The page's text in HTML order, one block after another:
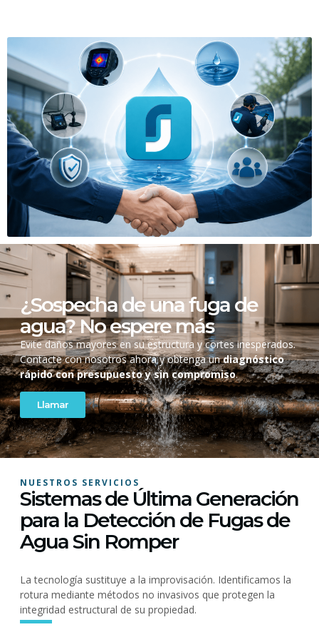
¿Sospecha de una fuga de
agua? No espere más
Evite daños mayores en su estructura y cortes inesperados.
Contacte con nosotros ahora y obtenga undiagnóstico
rápido con presupuesto y sin compromiso.
Llamar
NUESTROS SERVICIOS
Sistemas de Última Generación
para la Detección de Fugas de
Agua Sin Romper
La tecnología sustituye a la improvisación. Identificamos la
rotura mediante métodos no invasivos que protegen la
integridad estructural de su propiedad.